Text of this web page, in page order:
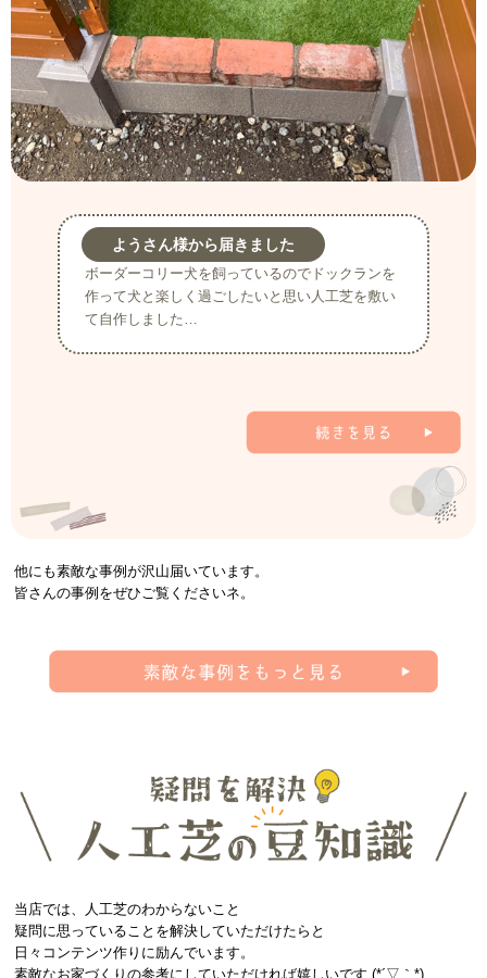
ようさん様から届きました
ボーダーコリー犬を飼っているのでドックランを
作って犬と楽しく過ごしたいと思い人工芝を敷い
て自作しました…
他にも素敵な事例が沢山届いています。
皆さんの事例をぜひご覧くださいネ。
当店では、人工芝のわからないこと
疑問に思っていることを解決していただけたらと
日々コンテンツ作りに励んでいます。
素敵なお家づくりの参考にしていただければ嬉しいです (*´▽｀*)